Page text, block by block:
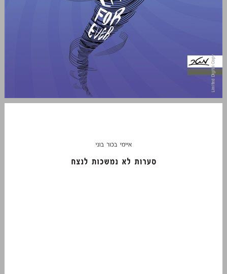
סערות לא נמשכות לנצח: לצאת מהמשבר אל עבר צמיחה ושגשוג ... 0